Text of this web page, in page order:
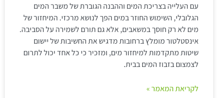
עם העלייה בצריכת המים וההבנה הגוברת של משבר המים
הגלובלי, השימוש החוזר במים הפך לנושא מרכזי. המיחזור של
מים לא רק חוסך במשאבים, אלא גם תורם לשמירה על הסביבה.
אינסטלטור מומלץ ברחובות מדגיש את החשיבות של יישום
שיטות מתקדמות למיחזור מים, ומזכיר כי כל אחד יכול לתרום
לצמצום בזבוז המים בבית.
לקריאת המאמר »